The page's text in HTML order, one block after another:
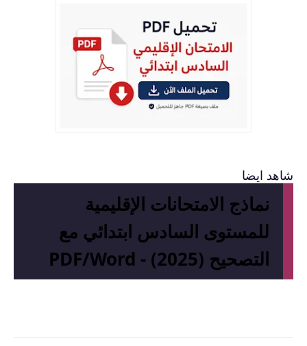
شاهد ايضا
نماذج الامتحانات الإقليمية
للمستوى السادس ابتدائي مع
التصحيح (2025) - PDF/Word